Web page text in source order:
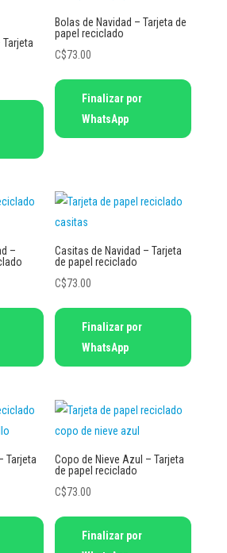
Tarjeta
Bolas de Navidad – Tarjeta de
papel reciclado
C$73.00
Finalizar por
WhatsApp
–
Casitas de Navidad – Tarjeta
de papel reciclado
C$73.00
Finalizar por
WhatsApp
Tarjeta
Copo de Nieve Azul – Tarjeta
de papel reciclado
C$73.00
Finalizar por